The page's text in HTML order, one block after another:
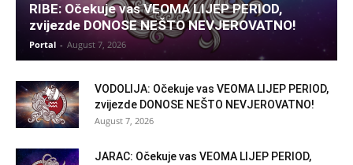
RIBE: Očekuje vas VEOMA LIJEP PERIOD,
zvijezde DONOSE NEŠTO NEVJEROVATNO!
Portal - August 7, 2026
VODOLIJA: Očekuje vas VEOMA LIJEP PERIOD,
zvijezde DONOSE NEŠTO NEVJEROVATNO!
August 7, 2026
JARAC: Očekuje vas VEOMA LIJEP PERIOD,